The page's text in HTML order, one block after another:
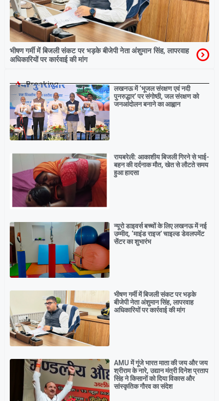
भीषण गर्मी में बिजली संकट पर भड़के बीजेपी नेता अंशुमान सिंह, लापरवाह
अधिकारियों पर कार्रवाई की मांग
Breaking
लखनऊ में ‘भूजल संरक्षण एवं नदी
पुनरुद्धार’ पर संगोष्ठी, जल संरक्षण को
जनआंदोलन बनाने का आह्वान
रायबरेली: आकाशीय बिजली गिरने से भाई-
बहन की दर्दनाक मौत, खेत से लौटते समय
हुआ हादसा
न्यूरो डाइवर्स बच्चों के लिए लखनऊ में नई
उम्मीद, ‘माइंड राइज’ चाइल्ड डेवलपमेंट
सेंटर का शुभारंभ
भीषण गर्मी में बिजली संकट पर भड़के
बीजेपी नेता अंशुमान सिंह, लापरवाह
अधिकारियों पर कार्रवाई की मांग
AMU में गूंजे भारत माता की जय और जय
श्रीराम के नारे, उद्यान मंत्री दिनेश प्रताप
सिंह ने किसानों को दिया विकास और
सांस्कृतिक गौरव का संदेश